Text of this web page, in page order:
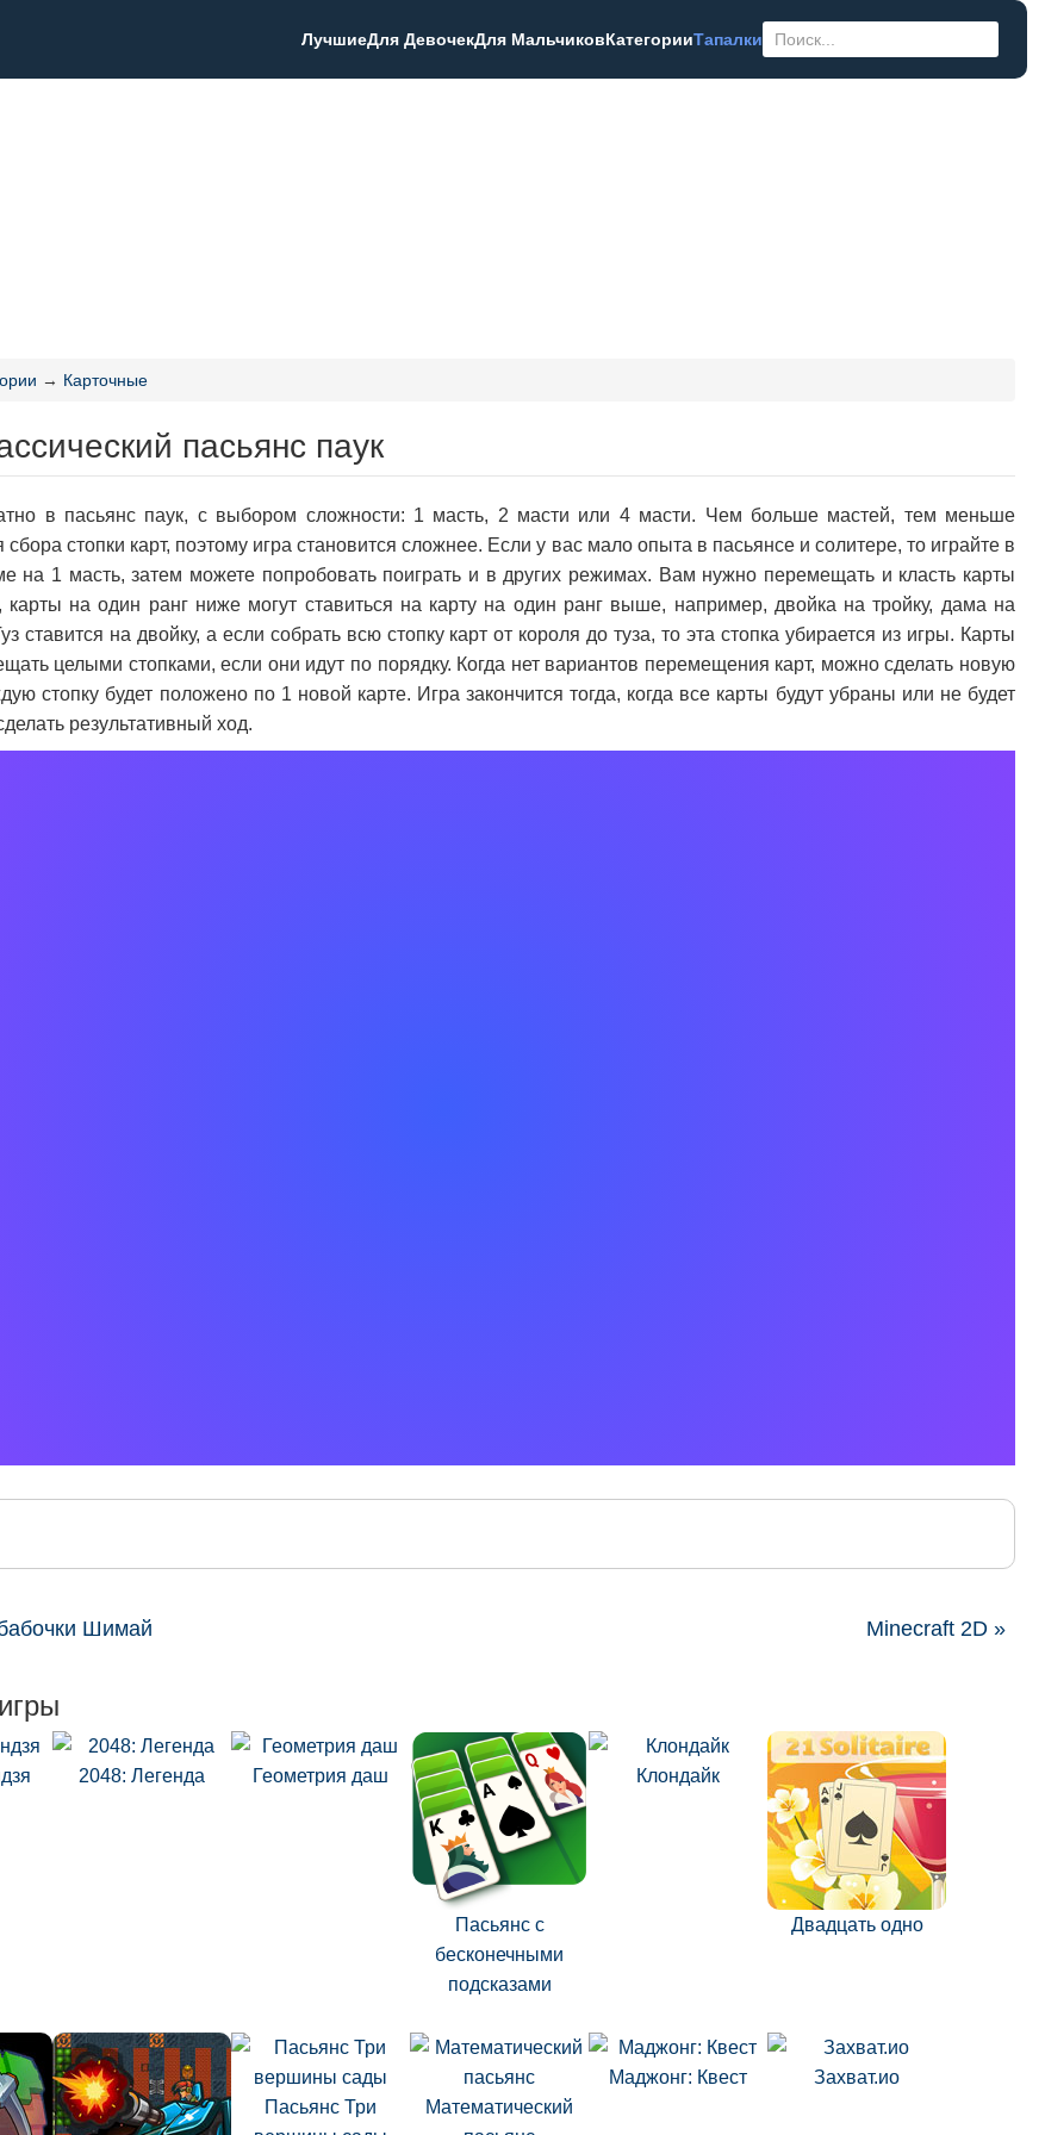
ЛучшиеДля ДевочекДля МальчиковКатегорииТапалки
→ Карточные
пасьянс паук
в пасьянс паук, с выбором сложности: 1 масть, 2 масти или 4 масти. Чем больше мастей, тем меньше
сбора стопки карт, поэтому игра становится сложнее. Если у вас мало опыта в пасьянсе и солитере, то играйте в
на 1 масть, затем можете попробовать поиграть и в других режимах. Вам нужно перемещать и класть карты
карты на один ранг ниже могут ставиться на карту на один ранг выше, например, двойка на тройку, дама на
ставится на двойку, а если собрать всю стопку карт от короля до туза, то эта стопка убирается из игры. Карты
целыми стопками, если они идут по порядку. Когда нет вариантов перемещения карт, можно сделать новую
стопку будет положено по 1 новой карте. Игра закончится тогда, когда все карты будут убраны или не будет
результативный ход.
Шимай Minecraft 2D »
2048: Легенда Геометрия даш
Пасьянс с
бесконечными
подсказами
Клондайк
Двадцать одно
Пасьянс Три
Математический
Маджонг: Квест Захват.ио